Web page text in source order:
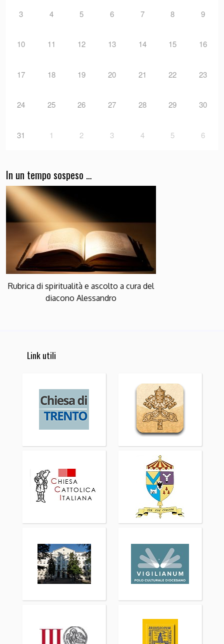
3 4 5 6 7 8 9
10 11 12 13 14 15 16
17 18 19 20 21 22 23
24 25 26 27 28 29 30
31 1 2 3 4 5 6
In un tempo sospeso …
Rubrica di spiritualità e ascolto a cura del
diacono Alessandro
Link utili